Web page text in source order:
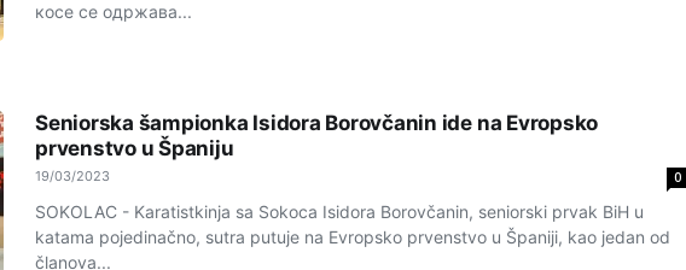
косе се одржава...
Seniorska šampionka Isidora Borovčanin ide na Evropsko
prvenstvo u Španiju
19/03/2023 0
SOKOLAC - Karatistkinja sa Sokoca Isidora Borovčanin, seniorski prvak BiH u
katama pojedinačno, sutra putuje na Evropsko prvenstvo u Španiji, kao jedan od
članova...